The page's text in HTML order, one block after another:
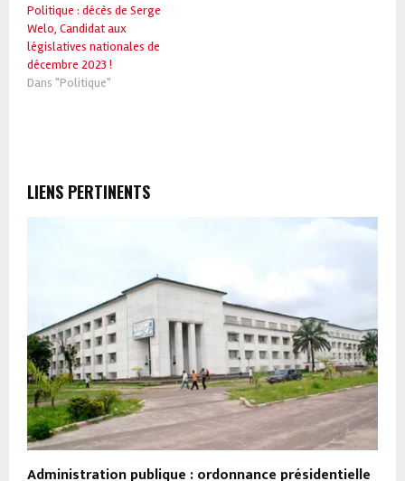
Politique : décès de Serge
Welo, Candidat aux
législatives nationales de
décembre 2023 !
Dans "Politique"
LIENS PERTINENTS
Administration publique : ordonnance présidentielle